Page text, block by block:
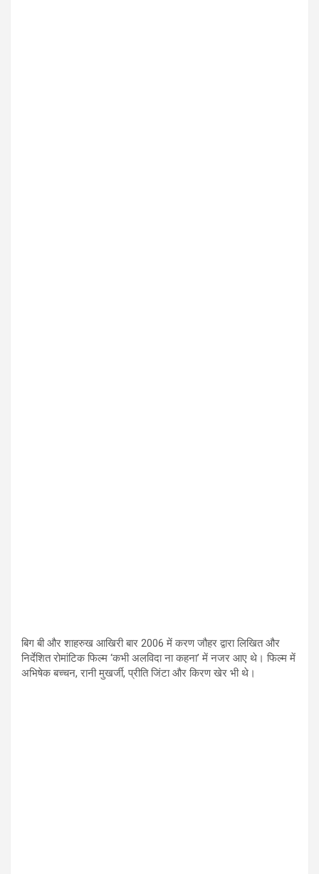
बिग बी और शाहरुख आखिरी बार 2006 में करण जौहर द्वारा लिखित और
निर्देशित रोमांटिक फिल्म ‘कभी अलविदा ना कहना’ में नजर आए थे। फिल्म में
अभिषेक बच्चन, रानी मुखर्जी, प्रीति जिंटा और किरण खेर भी थे।